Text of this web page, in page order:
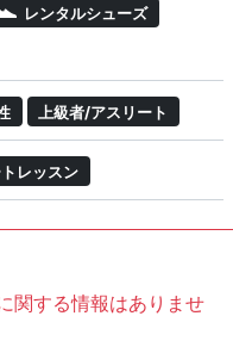
レンタルシューズ
上級者/アスリート
レッスン
関する情報はありませ